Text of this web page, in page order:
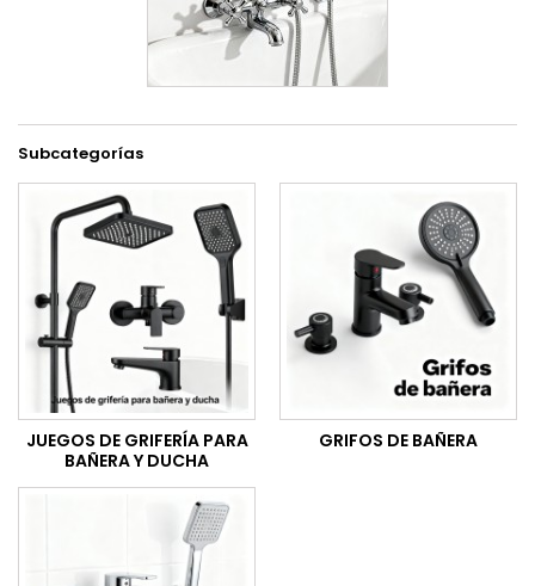
Subcategorías
JUEGOS DE GRIFERÍA PARA
BAÑERA Y DUCHA
GRIFOS DE BAÑERA